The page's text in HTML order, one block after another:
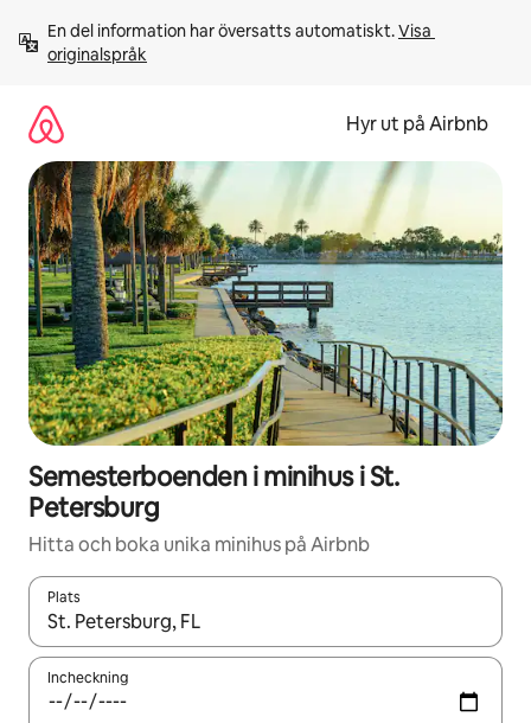
innehåll
En del information har översatts automatiskt. Visa
originalspråk
Hyr ut på Airbnb
Semesterboenden i minihus i St.
Petersburg
Hitta och boka unika minihus på Airbnb
Plats
När resultaten är tillgängliga kan du navigera med upp- och
Incheckning